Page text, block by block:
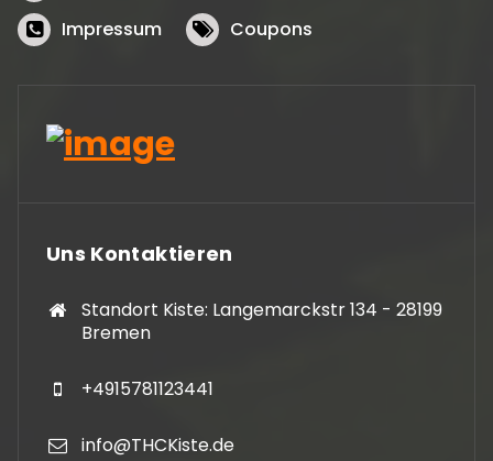
Impressum
Coupons
Uns Kontaktieren
Standort Kiste: Langemarckstr 134 - 28199
Bremen
+4915781123441
info@THCKiste.de